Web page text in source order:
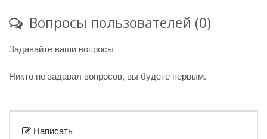
Вопросы пользователей (0)
Задавайте ваши вопросы
Никто не задавал вопросов, вы будете первым.
Написать